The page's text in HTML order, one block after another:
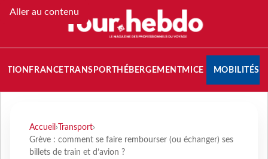
Aller au contenu
FRANCETRANSPORT HÉBERGEMENTMICE MOBILITÉS
Accueil › Transport›
Grève : comment se faire rembourser (ou échanger) ses
billets de train et d’avion ?